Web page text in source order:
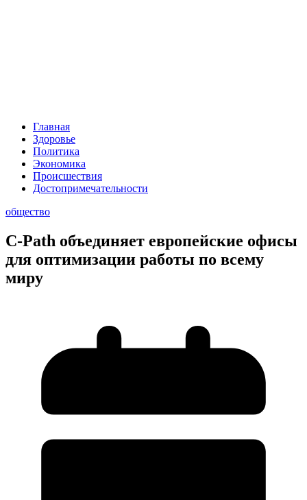
Главная
Здоровье
Политика
Экономика
Происшествия
Достопримечательности
общество
C-Path объединяет европейские офисы
для оптимизации работы по всему
миру